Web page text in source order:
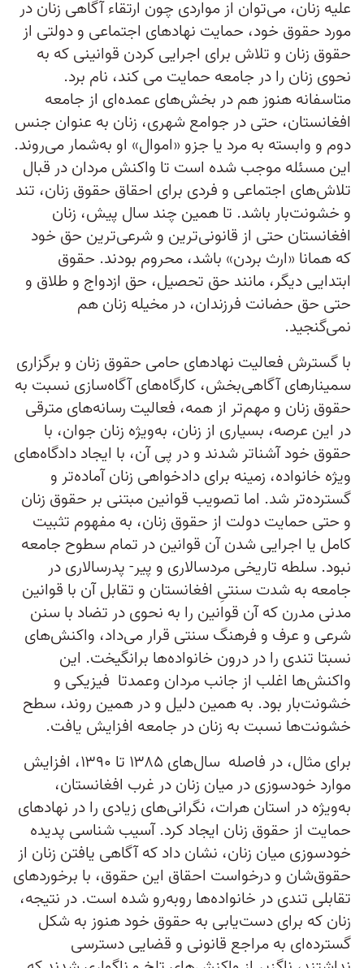
علیه زنان، می‌توان از مواردی چون ارتقاء ‌آگاهی زنان در
مورد حقوق‌ خود، حمایت نهادهای اجتماعی و دولتی از
حقوق زنان و تلاش برای اجرایی کردن قوانینی که به
نحوی زنان را در جامعه حمایت می کند، نام برد.
متاسفانه هنوز هم در بخش‌های عمده‌ای از جامعه
افغانستان، حتی در جوامع شهری، زنان به عنوان جنس
دوم و وابسته به مرد یا جزو «اموال» او به‌شمار می‌روند.
این مسئله موجب شده است تا واکنش مردان در قبال
تلاش‌های اجتماعی و فردی برای احقاق حقوق زنان،‌ تند
و خشونت‌بار باشد. تا همین چند سال پیش، زنان
افغانستان حتی از قانونی‌ترین و شرعی‌ترین حق خود
که همانا «ارث بردن» باشد، محروم بودند. حقوق
ابتدایی دیگر، مانند حق تحصیل، حق ازدواج و طلاق و
حتی حق حضانت فرزندان، در مخیله زنان هم
نمی‌گنجید.
با گسترش فعالیت نهاد‌های حامی حقوق زنان و برگزاری
سمینارهای آگاهی‌بخش، کارگاه‌های آگاه‌سازی نسبت به
حقوق زنان و مهم‌تر از همه، فعالیت رسانه‌های مترقی
در این عرصه‌، بسیاری از زنان، به‌ویژه زنان جوان، با
حقوق‌ خود آشناتر شدند و در پی آن، با ایجاد دادگاه‌های
ویژه خانواده، زمینه برای دادخواهی زنان آماده‌تر و
گسترده‌تر شد. اما تصویب قوانین مبتنی بر حقوق زنان
و حتی حمایت دولت از حقوق زنان، به مفهوم تثبیت
کامل یا اجرایی شدن آن قوانین در تمام سطوح جامعه
نبود. سلطه تاریخی مردسالاری و پیر- پدرسالاری در
جامعه به شدت سنتیِ افغانستان و تقابل آن با قوانین
مدنی مدرن که آن قوانین را به نحوی در تضاد با سنن
شرعی و عرف و فرهنگ سنتی قرار می‌داد، واکنش‌های
نسبتا تندی را در درون خانواده‌ها برانگیخت. این
واکنش‌ها اغلب از جانب مردان وعمدتا فیزیکی و
خشونت‌بار بود. به همین دلیل و در همین روند، سطح
خشونت‌ها نسبت به زنان در جامعه افزایش یافت.
برای مثال، در فاصله سال‌های ۱۳۸۵ تا ۱۳۹۰، افزایش
موارد خودسوزی در میان زنان در غرب افغانستان،
به‌ویژه در استان هرات، نگرانی‌های زیادی را در نهادهای
حمایت از حقوق زنان ایجاد کرد. آسیب شناسی پدیده
خودسوزی میان زنان، نشان داد که آگاهی یافتن زنان از
حقوق‌شان و درخواست احقاق این حقوق، با برخوردهای
تقابلی تندی در خانواده‌ها روبه‌رو شده است. در نتیجه،
زنان که برای دست‌یابی به حقوق خود هنوز به شکل
گسترده‌ای به مراجع قانونی و قضایی دسترسی